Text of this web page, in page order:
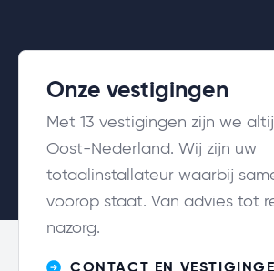
Onze vestigingen
Met 13 vestigingen zijn we
Oost-Nederland. Wij zijn uw
totaalinstallateur waarbij
voorop staat. Van advies tot
nazorg.
CONTACT EN